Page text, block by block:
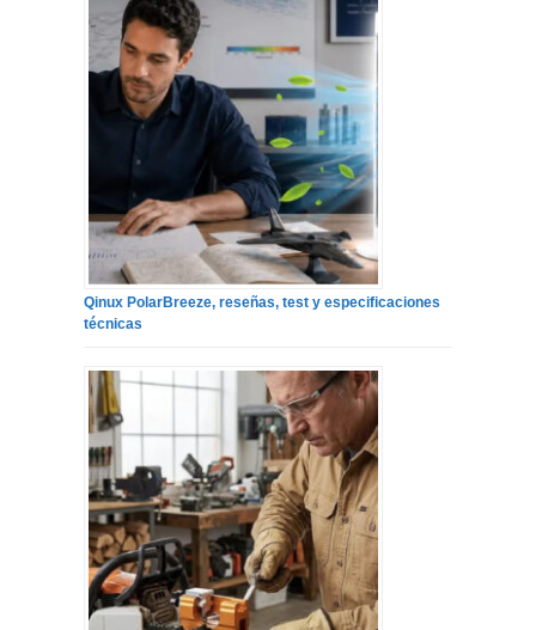
Qinux PolarBreeze, reseñas, test y especificaciones
técnicas